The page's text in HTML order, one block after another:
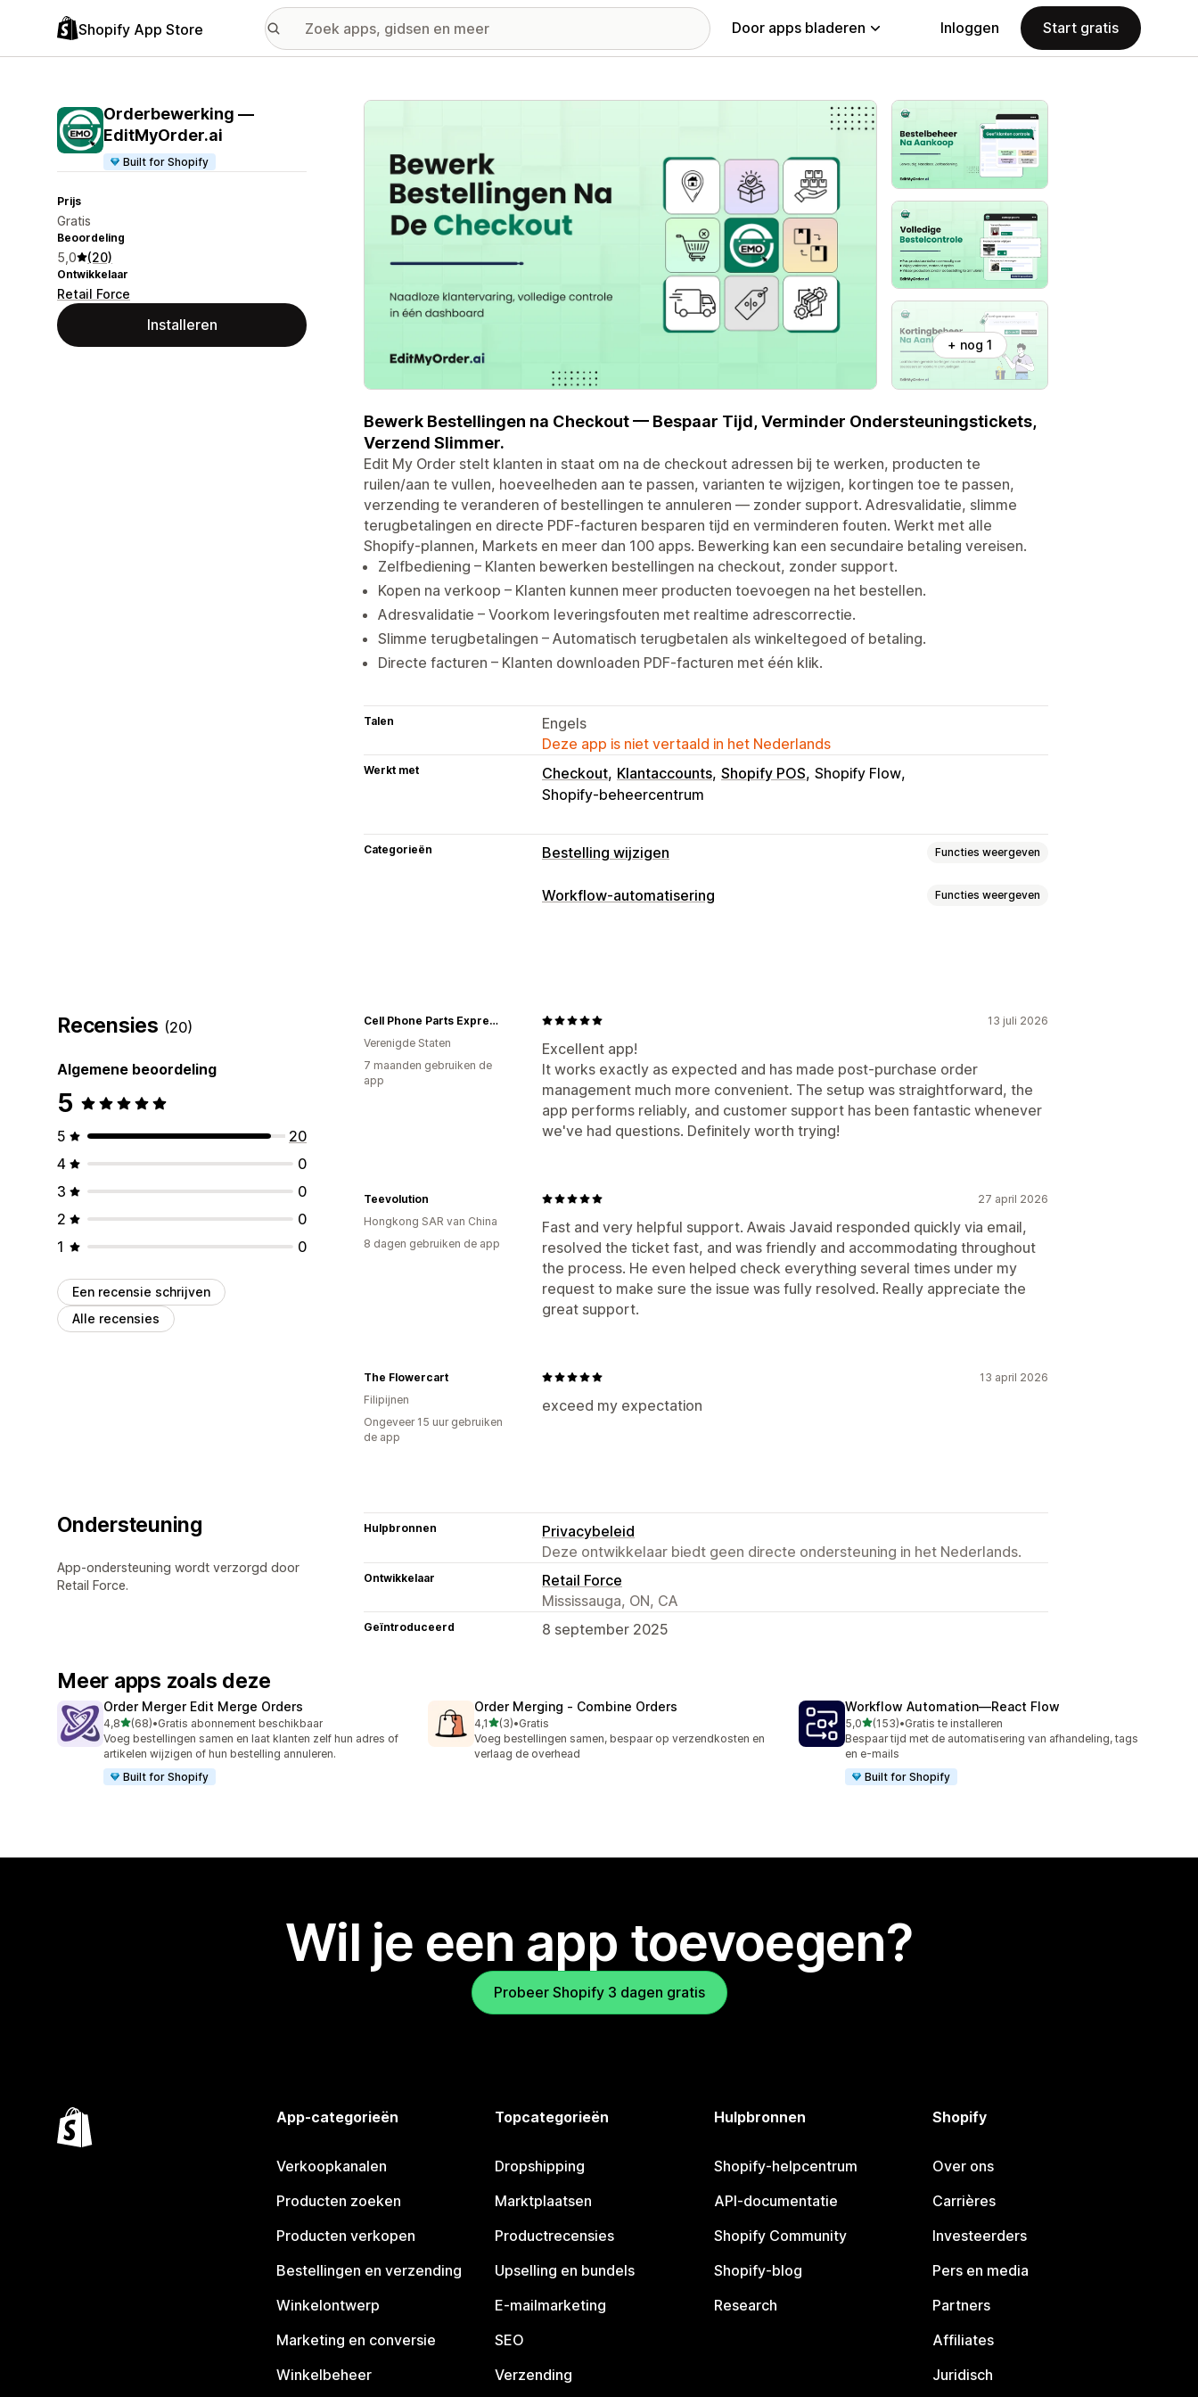
Shopify App Store Door apps bladeren Inloggen Start gratis
Orderbewerking —
EditMyOrder.ai
Built for Shopify
Prijs
Gratis
Beoordeling
5,0 (20)
Ontwikkelaar
Retail Force
Installeren
Galerij met uitgelichte afbeeldingen
+ nog 1
Bewerk Bestellingen na Checkout — Bespaar Tijd, Verminder Ondersteuningstickets,
Verzend Slimmer.
Edit My Order stelt klanten in staat om na de checkout adressen bij te werken, producten te
ruilen/aan te vullen, hoeveelheden aan te passen, varianten te wijzigen, kortingen toe te passen,
verzending te veranderen of bestellingen te annuleren — zonder support. Adresvalidatie, slimme
terugbetalingen en directe PDF-facturen besparen tijd en verminderen fouten. Werkt met alle
Shopify-plannen, Markets en meer dan 100 apps. Bewerking kan een secundaire betaling vereisen.
Zelfbediening – Klanten bewerken bestellingen na checkout, zonder support.
Kopen na verkoop – Klanten kunnen meer producten toevoegen na het bestellen.
Adresvalidatie – Voorkom leveringsfouten met realtime adrescorrectie.
Slimme terugbetalingen – Automatisch terugbetalen als winkeltegoed of betaling.
Directe facturen – Klanten downloaden PDF-facturen met één klik.
Talen
Engels
Deze app is niet vertaald in het Nederlands
Werkt met Checkout Klantaccounts Shopify POS Shopify Flow
Shopify-beheercentrum
Categorieën Bestelling wijzigen Functies weergeven
Updates van bestellingen
Workflow-automatisering Functies weergeven
Voorwaardelijke logica
Aangepaste workflows
Recensies (20)
Algemene beoordeling
5
5
20
4
0
3
0
2
0
1
0
Een recensie schrijven
Alle recensies
13 juli 2026
Excellent app!
It works exactly as expected and has made post-purchase order
management much more convenient. The setup was straightforward, the
app performs reliably, and customer support has been fantastic whenever
we've had questions. Definitely worth trying!
Cell Phone Parts Express
Verenigde Staten
7 maanden gebruiken de
app
27 april 2026
Fast and very helpful support. Awais Javaid responded quickly via email,
resolved the ticket fast, and was friendly and accommodating throughout
the process. He even helped check everything several times under my
request to make sure the issue was fully resolved. Really appreciate the
great support.
Teevolution
Hongkong SAR van China
8 dagen gebruiken de app
13 april 2026
exceed my expectation
The Flowercart
Filipijnen
Ongeveer 15 uur gebruiken
de app
Ondersteuning
App-ondersteuning wordt verzorgd door
Retail Force.
Hulpbronnen
Privacybeleid
Deze ontwikkelaar biedt geen directe ondersteuning in het Nederlands.
Ontwikkelaar
Retail Force
Mississauga, ON, CA
Geïntroduceerd 8 september 2025
Meer apps zoals deze
Order Merger Edit Merge Orders
4,8van 5 sterren
(68)
68 recensies in totaal
•Gratis abonnement beschikbaar
Voeg bestellingen samen en laat klanten zelf hun adres of
artikelen wijzigen of hun bestelling annuleren.
Built for Shopify
Order Merging ‑ Combine Orders
4,1van 5 sterren
(3)
3 recensies in totaal
•Gratis
Voeg bestellingen samen, bespaar op verzendkosten en
verlaag de overhead
Workflow Automation—React Flow
5,0van 5 sterren
(153)
153 recensies in totaal
•Gratis te installeren
Bespaar tijd met de automatisering van afhandeling, tags
en e-mails
Built for Shopify
Wil je een app toevoegen?
Probeer Shopify 3 dagen gratis
App-categorieën
Verkoopkanalen
Producten zoeken
Producten verkopen
Bestellingen en verzending
Winkelontwerp
Marketing en conversie
Winkelbeheer
Topcategorieën
Dropshipping
Marktplaatsen
Productrecensies
Upselling en bundels
E-mailmarketing
SEO
Verzending
Hulpbronnen
Shopify-helpcentrum
API-documentatie
Shopify Community
Shopify-blog
Research
Shopify
Over ons
Carrières
Investeerders
Pers en media
Partners
Affiliates
Juridisch